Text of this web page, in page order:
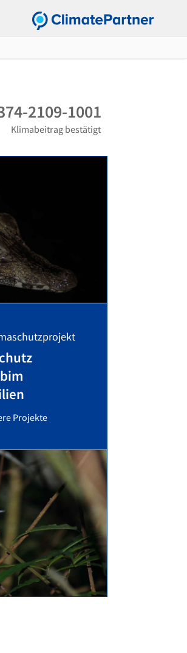
2109-1001
Klimabeitrag bestätigt
Projekte